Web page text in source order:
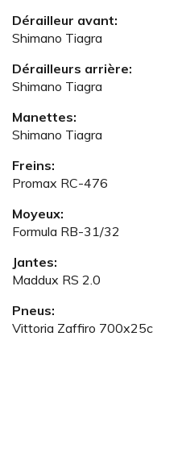
Dérailleur avant:
Shimano Tiagra
Dérailleurs arrière:
Shimano Tiagra
Manettes:
Shimano Tiagra
Freins:
Promax RC-476
Moyeux:
Formula RB-31/32
Jantes:
Maddux RS 2.0
Pneus:
Vittoria Zaffiro 700x25c